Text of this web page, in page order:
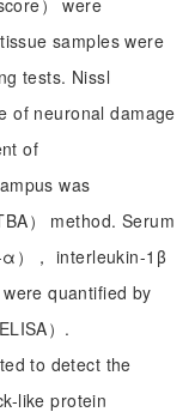
） were
samples were
tests. Nissl
of neuronal damage
of
was
） method. Serum
）， interleukin-1β
were quantified by
）.
to detect the
like protein